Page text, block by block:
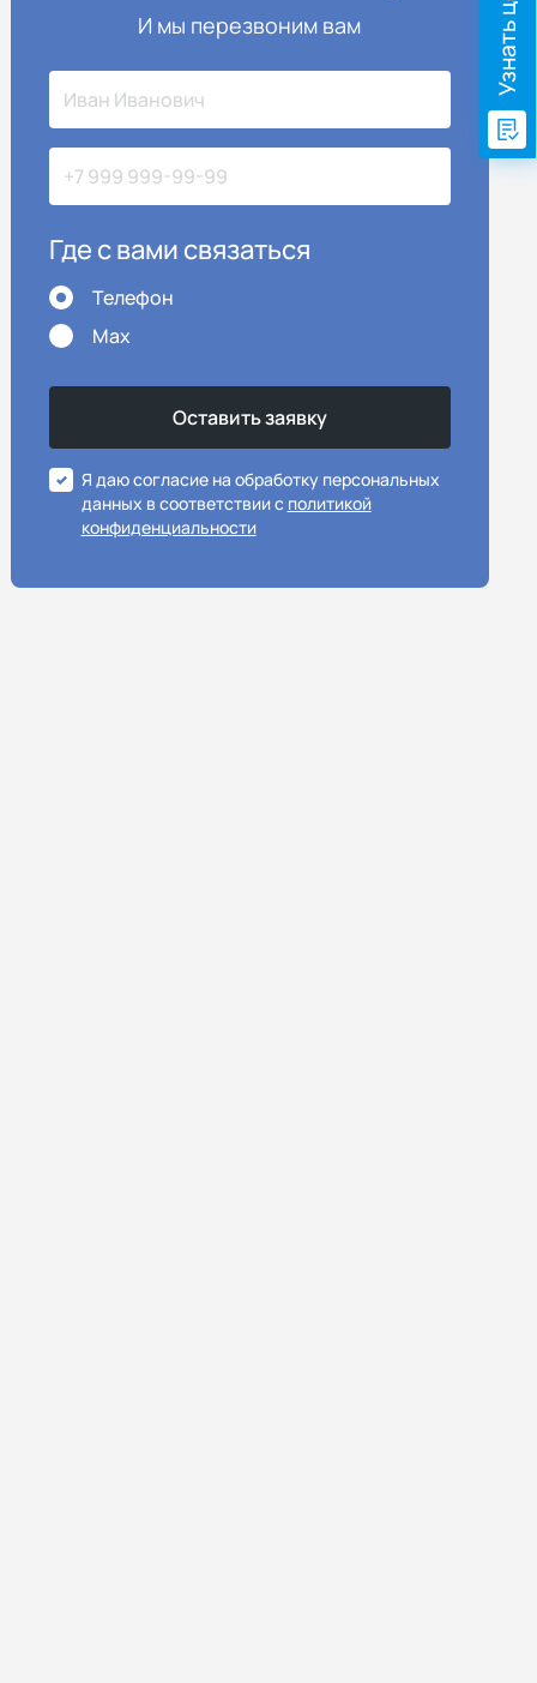
И мы перезвоним вам
Где с вами связаться
Телефон
Max
Я даю согласие на обработку персональных
данных в соответствии с политикой
конфиденциальности
Узнать цену